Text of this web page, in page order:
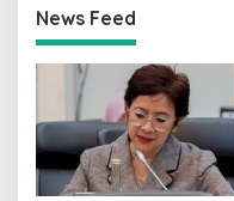
News Feed